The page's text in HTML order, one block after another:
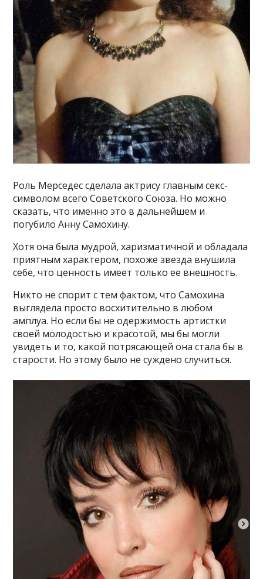
Роль Мерседес сделала актрису главным секс-
символом всего Советского Союза. Но можно
сказать, что именно это в дальнейшем и
погубило Анну Самохину.
Хотя она была мудрой, харизматичной и обладала
приятным характером, похоже звезда внушила
себе, что ценность имеет только ее внешность.
Никто не спорит с тем фактом, что Самохина
выглядела просто восхитительно в любом
амплуа. Но если бы не одержимость артистки
своей молодостью и красотой, мы бы могли
увидеть и то, какой потрясающей она стала бы в
старости. Но этому было не суждено случиться.